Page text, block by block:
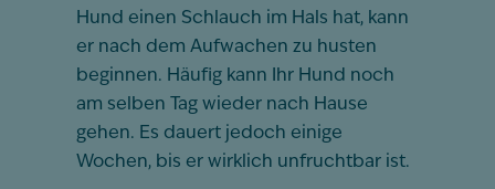
Hund einen Schlauch im Hals hat, kann
er nach dem Aufwachen zu husten
beginnen. Häufig kann Ihr Hund noch
am selben Tag wieder nach Hause
gehen. Es dauert jedoch einige
Wochen, bis er wirklich unfruchtbar ist.